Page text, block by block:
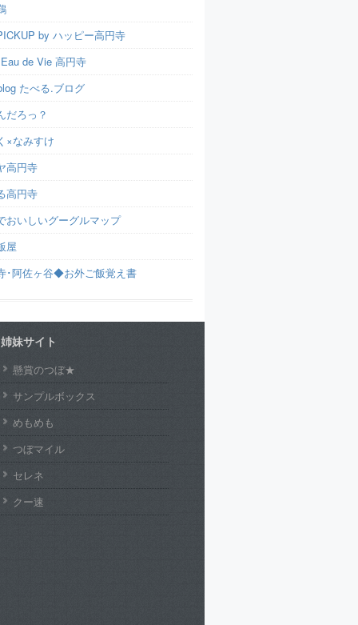
by ハッピー高円寺
de Vie 高円寺
たべる.ブログ
だろっ？
×なみすけ
高円寺
高円寺
おいしいグーグルマップ
屋
･阿佐ヶ谷◆お外ご飯覚え書
姉妹サイト
懸賞のつぼ★
サンプルボックス
めもめも
つぼマイル
セレネ
クー速